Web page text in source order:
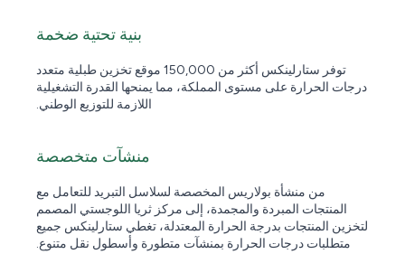
بنية تحتية ضخمة
توفر ستارلينكس أكثر من 150,000 موقع تخزين طبلية متعدد
درجات الحرارة على مستوى المملكة، مما يمنحها القدرة التشغيلية
اللازمة للتوزيع الوطني.
منشآت متخصصة
من منشأة بولاريس المخصصة لسلاسل التبريد للتعامل مع
المنتجات المبردة والمجمدة، إلى مركز ثريا اللوجستي المصمم
لتخزين المنتجات بدرجة الحرارة المعتدلة، تغطي ستارلينكس جميع
متطلبات درجات الحرارة بمنشآت متطورة وأسطول نقل متنوع.